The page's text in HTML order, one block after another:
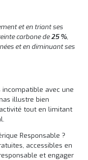
et en triant ses
carbone de25 %,
et en diminuant ses
avec une
illustre bien
tout en limitant
Responsable ?
accessibles en
et engager